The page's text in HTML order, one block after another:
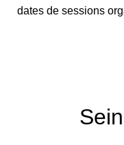
dates de sessions